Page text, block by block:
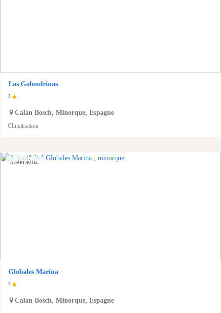
Las Golondrinas
3
Calan Bosch, Minorque, Espagne
Climatisation
APPART'HÔTEL
Globales Marina
3
Calan Bosch, Minorque, Espagne